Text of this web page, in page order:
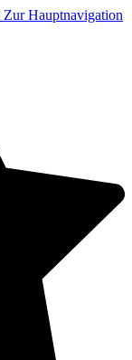
Zur Hauptnavigation